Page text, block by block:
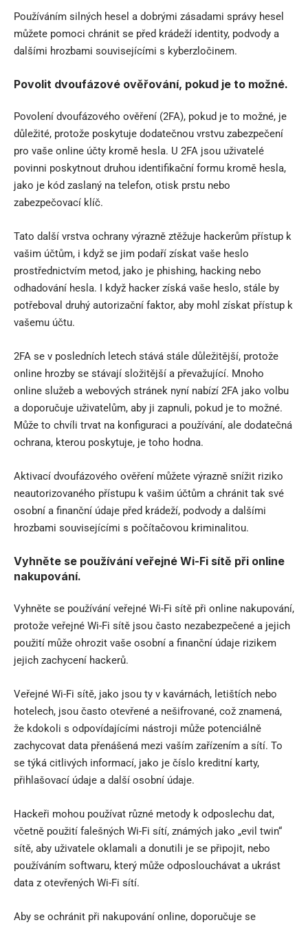
Používáním silných hesel a dobrými zásadami správy hesel
můžete pomoci chránit se před krádeží identity, podvody a
dalšími hrozbami souvisejícími s kyberzločinem.
Povolit dvoufázové ověřování, pokud je to možné.
Povolení dvoufázového ověření (2FA), pokud je to možné, je
důležité, protože poskytuje dodatečnou vrstvu zabezpečení
pro vaše online účty kromě hesla. U 2FA jsou uživatelé
povinni poskytnout druhou identifikační formu kromě hesla,
jako je kód zaslaný na telefon, otisk prstu nebo
zabezpečovací klíč.
Tato další vrstva ochrany výrazně ztěžuje hackerům přístup k
vašim účtům, i když se jim podaří získat vaše heslo
prostřednictvím metod, jako je phishing, hacking nebo
odhadování hesla. I když hacker získá vaše heslo, stále by
potřeboval druhý autorizační faktor, aby mohl získat přístup k
vašemu účtu.
2FA se v posledních letech stává stále důležitější, protože
online hrozby se stávají složitější a převažující. Mnoho
online služeb a webových stránek nyní nabízí 2FA jako volbu
a doporučuje uživatelům, aby ji zapnuli, pokud je to možné.
Může to chvíli trvat na konfiguraci a používání, ale dodatečná
ochrana, kterou poskytuje, je toho hodna.
Aktivací dvoufázového ověření můžete výrazně snížit riziko
neautorizovaného přístupu k vašim účtům a chránit tak své
osobní a finanční údaje před krádeží, podvody a dalšími
hrozbami souvisejícími s počítačovou kriminalitou.
Vyhněte se používání veřejné Wi-Fi sítě při online
nakupování.
Vyhněte se používání veřejné Wi-Fi sítě při online nakupování,
protože veřejné Wi-Fi sítě jsou často nezabezpečené a jejich
použití může ohrozit vaše osobní a finanční údaje rizikem
jejich zachycení hackerů.
Veřejné Wi-Fi sítě, jako jsou ty v kavárnách, letištích nebo
hotelech, jsou často otevřené a nešifrované, což znamená,
že kdokoli s odpovídajícími nástroji může potenciálně
zachycovat data přenášená mezi vaším zařízením a sítí. To
se týká citlivých informací, jako je číslo kreditní karty,
přihlašovací údaje a další osobní údaje.
Hackeři mohou používat různé metody k odposlechu dat,
včetně použití falešných Wi-Fi sítí, známých jako „evil twin“
sítě, aby uživatele oklamali a donutili je se připojit, nebo
používáním softwaru, který může odposlouchávat a ukrást
data z otevřených Wi-Fi sítí.
Aby se ochránit při nakupování online, doporučuje se